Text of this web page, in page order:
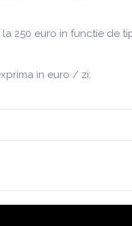
la 250 euro in functie de
in euro / zi;